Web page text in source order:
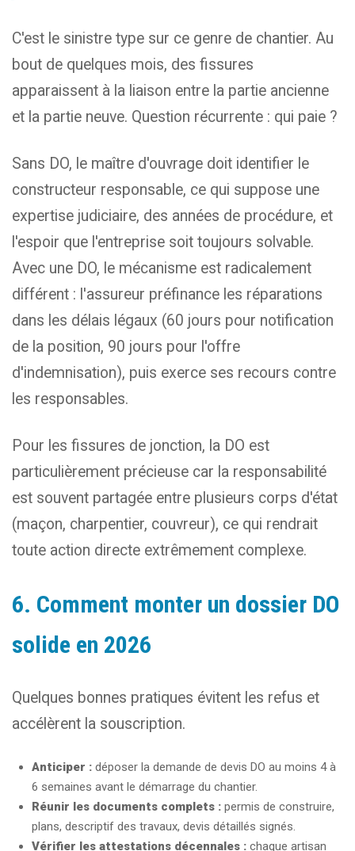
C'est le sinistre type sur ce genre de chantier. Au
bout de quelques mois, des fissures
apparaissent à la liaison entre la partie ancienne
et la partie neuve. Question récurrente : qui paie ?
Sans DO, le maître d'ouvrage doit identifier le
constructeur responsable, ce qui suppose une
expertise judiciaire, des années de procédure, et
l'espoir que l'entreprise soit toujours solvable.
Avec une DO, le mécanisme est radicalement
différent : l'assureur préfinance les réparations
dans les délais légaux (60 jours pour notification
de la position, 90 jours pour l'offre
d'indemnisation), puis exerce ses recours contre
les responsables.
Pour les fissures de jonction, la DO est
particulièrement précieuse car la responsabilité
est souvent partagée entre plusieurs corps d'état
(maçon, charpentier, couvreur), ce qui rendrait
toute action directe extrêmement complexe.
6. Comment monter un dossier DO
solide en 2026
Quelques bonnes pratiques évitent les refus et
accélèrent la souscription.
Anticiper : déposer la demande de devis DO au moins 4 à
6 semaines avant le démarrage du chantier.
Réunir les documents complets : permis de construire,
plans, descriptif des travaux, devis détaillés signés.
Vérifier les attestations décennales : chaque artisan